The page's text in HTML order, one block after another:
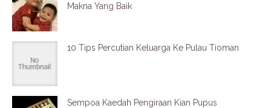
Makna Yang Baik
10 Tips Percutian Keluarga Ke Pulau Tioman
Sempoa Kaedah Pengiraan Kian Pupus